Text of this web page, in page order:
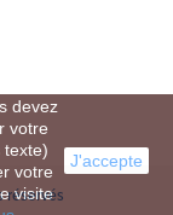
devez
votre
texte)
votre
visite
J'accepte
réservés